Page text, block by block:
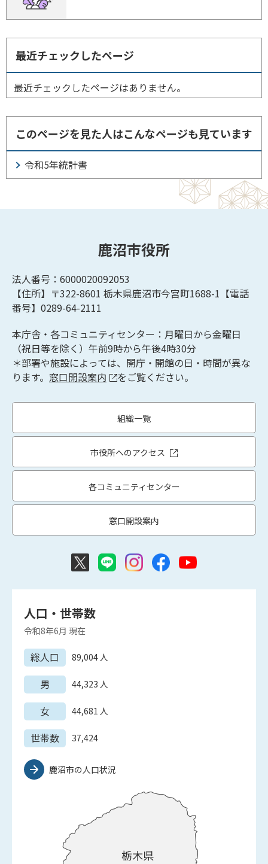
最近チェックしたページ
最近チェックしたページはありません。
このページを見た人はこんなページも見ています
令和5年統計書
鹿沼市役所
法人番号：6000020092053
【住所】〒322-8601 栃木県鹿沼市今宮町1688-1【電話
番号】0289-64-2111
本庁舎・各コミュニティセンター：月曜日から金曜日
（祝日等を除く）午前9時から午後4時30分
＊部署や施設によっては、開庁・開館の日・時間が異な
ります。 窓口開設案内 をご覧ください。
組織一覧
市役所へのアクセス
各コミュニティセンター
窓口開設案内
人口・世帯数
令和8年6月 現在
総人口 89,004人
男 44,323 人
女 44,681 人
世帯数 37,424
鹿沼市の人口状況